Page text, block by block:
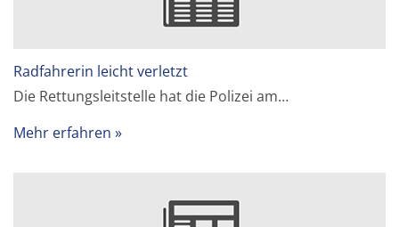
Radfahrerin leicht verletzt
Die Rettungsleitstelle hat die Polizei am…
Mehr erfahren